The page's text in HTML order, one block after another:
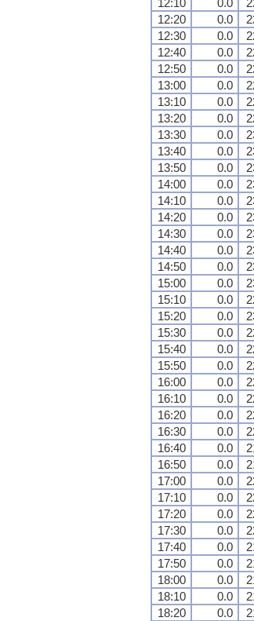
12:20
0.0
12:30
0.0
12:40
0.0
12:50
0.0
13:00
0.0
13:10
0.0
13:20
0.0
13:30
0.0
13:40
0.0
13:50
0.0
14:00
0.0
14:10
0.0
14:20
0.0
14:30
0.0
14:40
0.0
14:50
0.0
15:00
0.0
15:10
0.0
15:20
0.0
15:30
0.0
15:40
0.0
15:50
0.0
16:00
0.0
16:10
0.0
16:20
0.0
16:30
0.0
16:40
0.0
16:50
0.0
17:00
0.0
17:10
0.0
17:20
0.0
17:30
0.0
17:40
0.0
17:50
0.0
18:00
0.0
18:10
0.0
18:20
0.0